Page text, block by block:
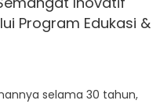
Program Edukasi &
selama 30 tahun,